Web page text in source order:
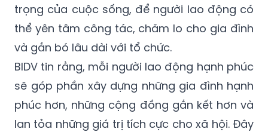
trọng của cuộc sống, để người lao động có
thể yên tâm công tác, chăm lo cho gia đình
và gắn bó lâu dài với tổ chức.
BIDV tin rằng, mỗi người lao động hạnh phúc
sẽ góp phần xây dựng những gia đình hạnh
phúc hơn, những cộng đồng gắn kết hơn và
lan tỏa những giá trị tích cực cho xã hội. Đây